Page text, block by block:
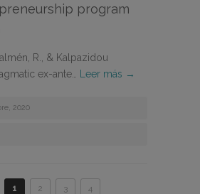
program
R., & Kalpazidou
ex-ante…
Leer más →
2020
1 2 3 4